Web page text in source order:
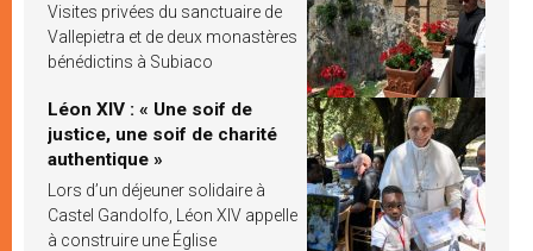
Visites privées du sanctuaire de
Vallepietra et de deux monastères
bénédictins à Subiaco
Léon XIV : « Une soif de
justice, une soif de charité
authentique »
Lors d’un déjeuner solidaire à
Castel Gandolfo, Léon XIV appelle
à construire une Église